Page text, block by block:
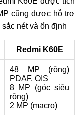
cũng được hỗ trợ
nét và ổn định
Redmi K60E
48 MP (rộng)
PDAF, OIS
8 MP (góc siêu
rộng)
2 MP (macro)